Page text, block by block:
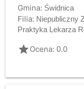
Gmina: Świdnica
Filia: Niepubliczny
Praktyka Lekarza
gradeOcena: 0.0